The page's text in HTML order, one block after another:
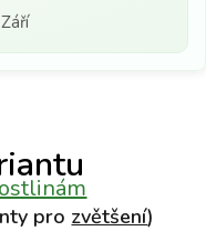
pro zvětšení)